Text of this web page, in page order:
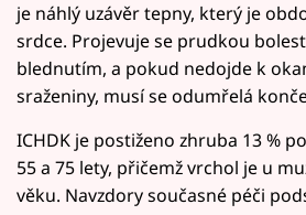
je náhlý uzávěr tepny, který je
srdce. Projevuje se prudkou
blednutím, a pokud nedojde k
sraženiny, musí se odumřelá
ICHDK je postiženo zhruba 13 %
55 a 75 lety, přičemž vrchol je u
věku. Navzdory současné péči